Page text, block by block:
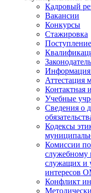
Кадровый
Вакансии
Конкурсы
Стажировка
Информация
Аттестация
Контактная
Учебные
Сведения о
Кодексы
Комиссии
служебному
служащих и
интересов
Конфликт